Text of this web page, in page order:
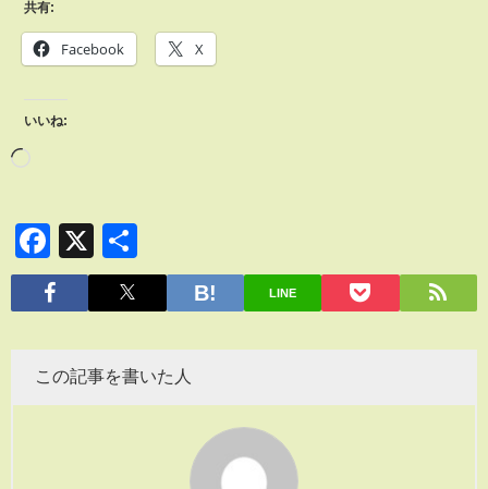
共有:
Facebook X
いいね:
Facebook
X
有
LINE
この記事を書いた人